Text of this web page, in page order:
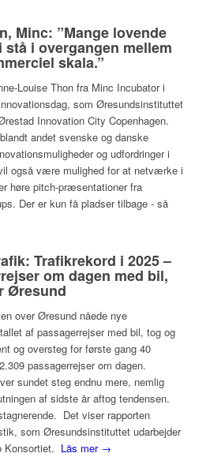
Minc: ”Mange lovende
i overgangen mellem
skala.”
Louise Thon fra Minc Incubator i
som Øresundsinstituttet
Innovation City Copenhagen.
andet svenske og danske
og udfordringer i
også være mulighed for at netværke i
høre pitch-præsentationer fra
Der er kun få pladser tilbage - så
Trafikrekord i 2025 –
om dagen med bil,
Øresund
over Øresund nåede nye
af passagerrejser med bil, tog og
og oversteg for første gang 40
passagerrejser om dagen.
sundet steg endnu mere, nemlig
af sidste år aftog tendensen.
Det viser rapporten
som Øresundsinstituttet udarbejder
Konsortiet. Läs mer →